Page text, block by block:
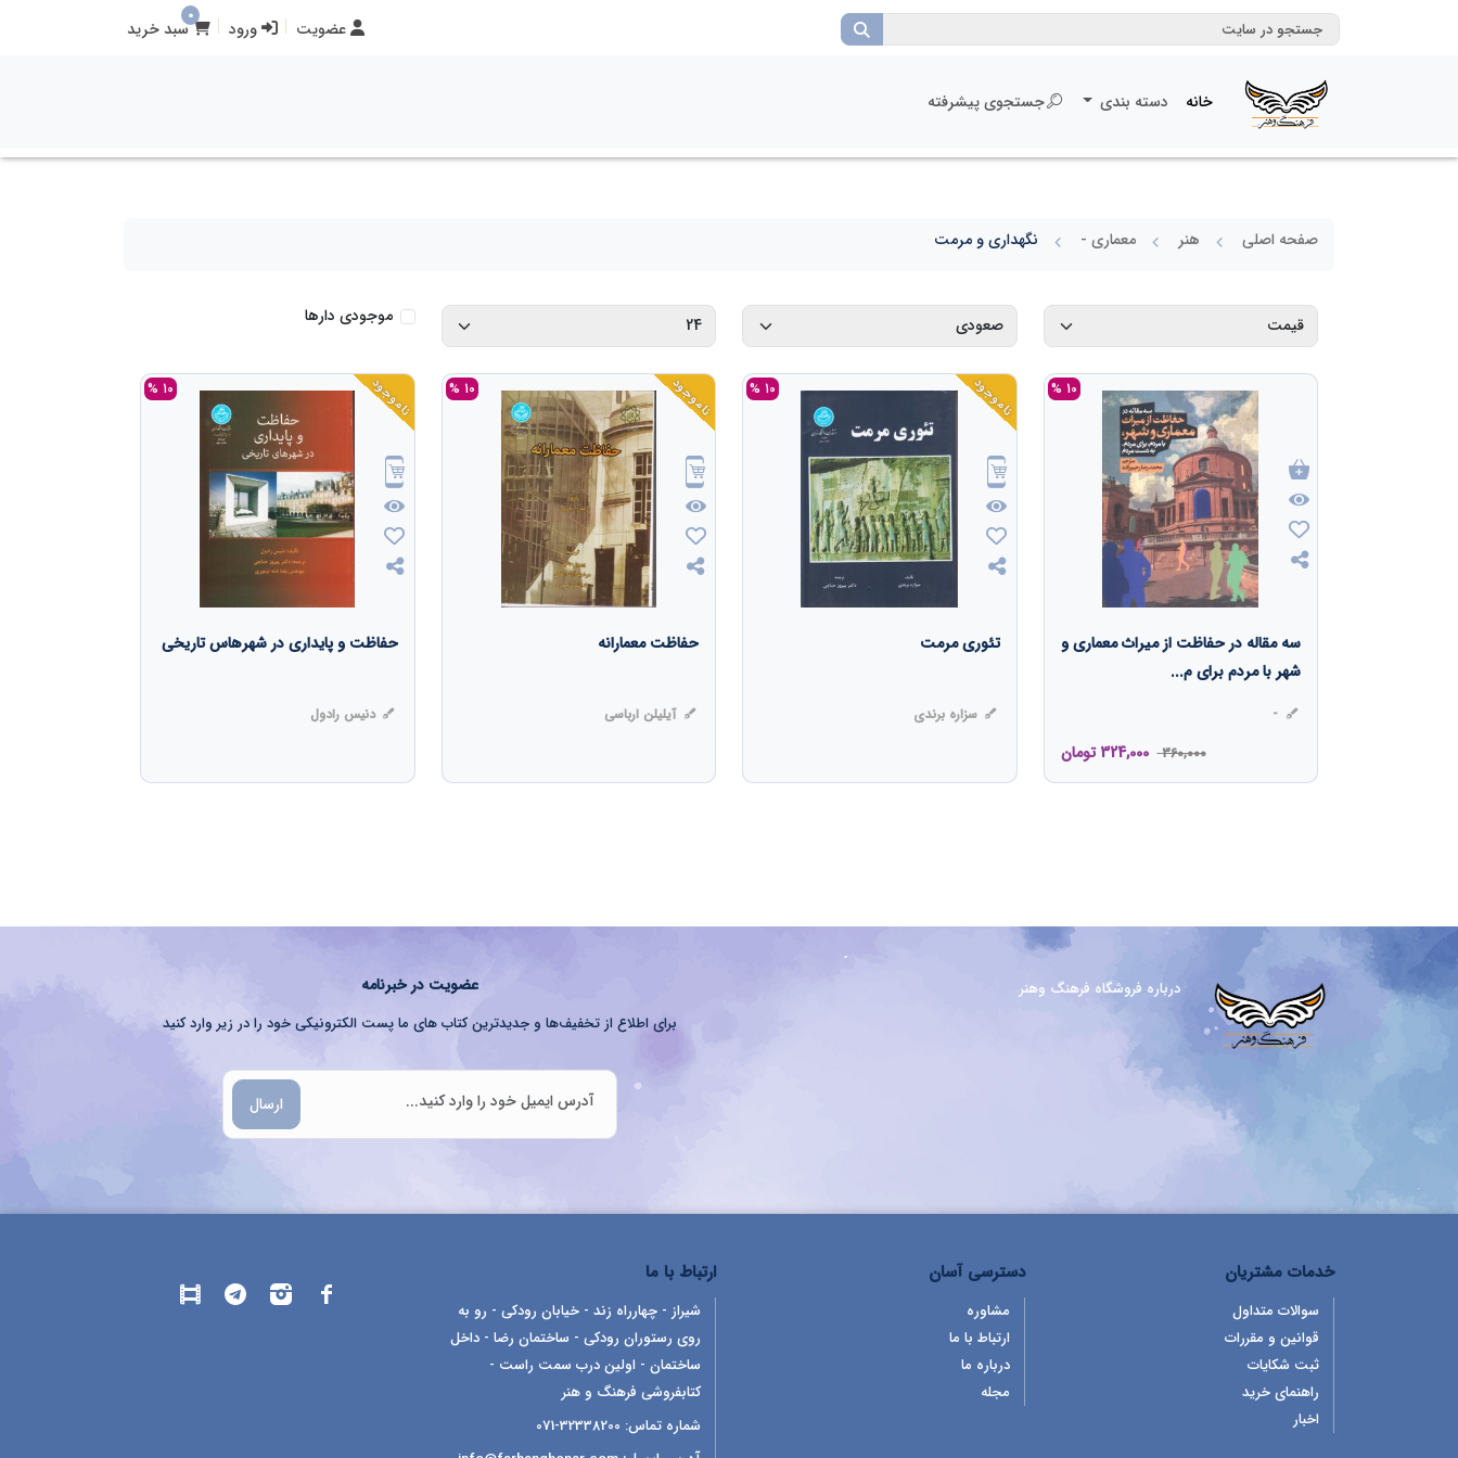
عضویت ورود
0
سبد خرید
خانه دسته بندی جستجوی پیشرفته
صفحه اصلی هنر معماری - نگهداری و مرمت
موجودی دارها
10 %
سه مقاله در حفاظت از میراث معماری و
شهر با مردم برای م...
-
360,000
324,000 تومان
ناموجود 10 %
تئوری مرمت
سزاره برندی
ناموجود 10 %
حفاظت معمارانه
آیلیلن ارباسی
ناموجود 10 %
حفاظت و پایداری در شهرهاس تاریخی
دنیس رادول
درباره فروشگاه فرهنگ وهنر عضویت در خبرنامه
برای اطلاع از تخفیف‌ها و جدیدترین کتاب های ما پست الکترونیکی خود را در زیر وارد کنید
ارسال
خدمات مشتریان
سوالات متداول
قوانین و مقررات
ثبت شکایات
راهنمای خرید
اخبار
دسترسی آسان
مشاوره
ارتباط با ما
درباره ما
مجله
ارتباط با ما
شیراز - چهارراه زند - خیابان رودکی - رو به
روی رستوران رودکی - ساختمان رضا - داخل
ساختمان - اولین درب سمت راست -
کتابفروشی فرهنگ و هنر
شماره تماس: 32338200-071